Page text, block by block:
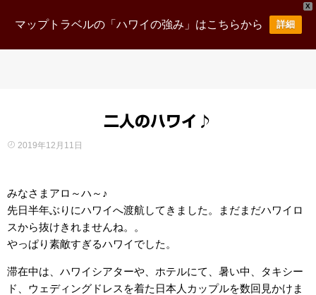
X
マップトラベルの「ハワイの強み」はこちらから 詳細
二人のハワイ♪
2019年12月11日
みなさまアロ～ハ～♪
先日半年ぶりにハワイへ渡航してきました。まだまだハワイロ
スから抜けきれませんね。。
やっぱり素敵すぎるハワイでした。
滞在中は、ハワイシアターや、ホテルにて、暑い中、タキシー
ド、ウェディングドレスを着た日本人カップルを数回見かけま